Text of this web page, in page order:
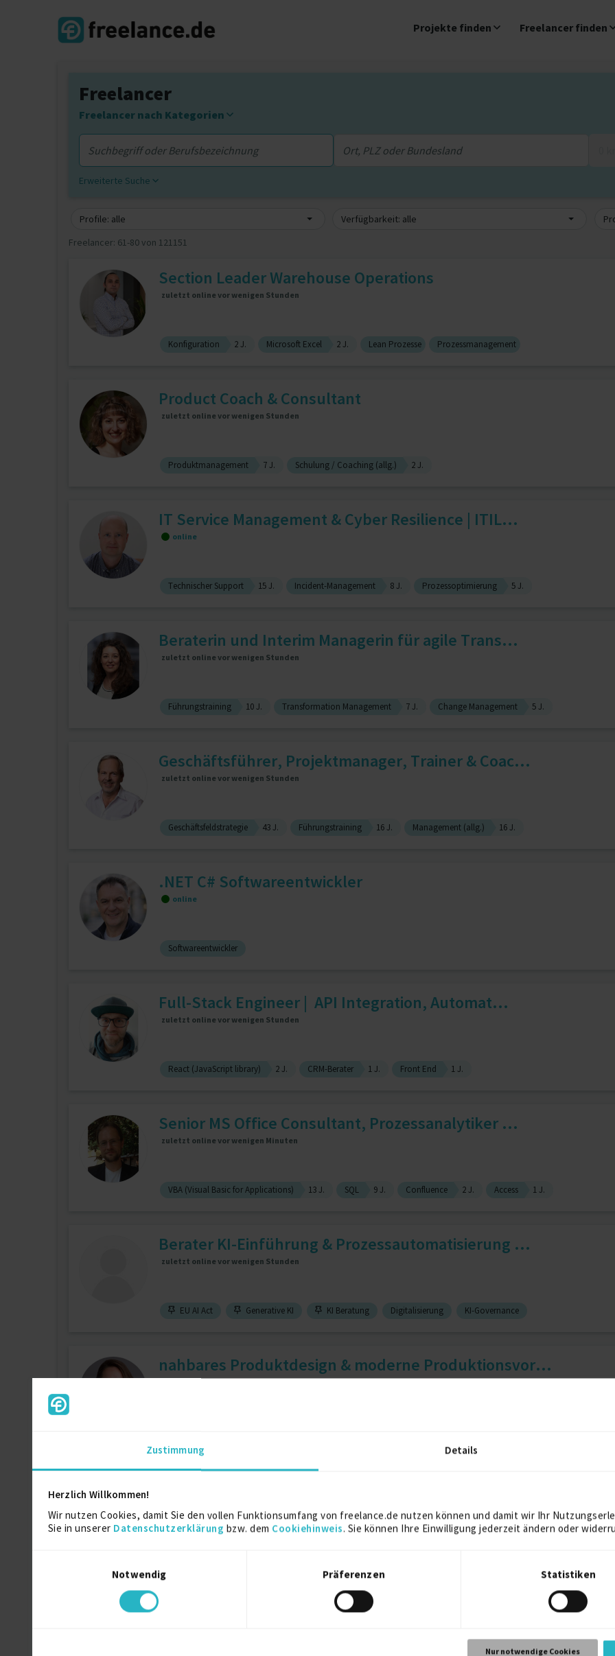
Zustimmung Details
Herzlich Willkommen!
Wir nutzen Cookies, damit Sie den vollen Funktionsumfang von freelance.de nutzen können und damit wir Ihr
Sie in unserer Datenschutzerklärung bzw. dem Cookiehinweis. Sie können Ihre Einwilligung jederzeit ändern oder
Notwendig
Präferenzen Statistiken
Nur notwendige Cookies
Projekte finden Freelancer finden
Freelancer
Freelancer nach Kategorien
Erweiterte Suche
Profile: alle Verfügbarkeit: alle
Freelancer: 61-80 von 121151
Section Leader Warehouse Operations
zuletzt online vor wenigen Stunden
Konfiguration 2 J. Microsoft Excel 2 J. Lean Prozesse Prozessmanagement
Product Coach & Consultant
zuletzt online vor wenigen Stunden
Produktmanagement 7 J. Schulung / Coaching (allg.) 2 J.
IT Service Management & Cyber Resilience | ITIL...
online
Technischer Support 15 J. Incident-Management 8 J. Prozessoptimierung 5 J.
Beraterin und Interim Managerin für agile Trans...
zuletzt online vor wenigen Stunden
Führungstraining 10 J. Transformation Management 7 J. Change Management 5 J.
Geschäftsführer, Projektmanager, Trainer & Coac...
zuletzt online vor wenigen Stunden
Geschäftsfeldstrategie 43 J. Führungstraining 16 J. Management (allg.) 16 J.
.NET C# Softwareentwickler
online
Softwareentwickler
Full-Stack Engineer | API Integration, Automat...
zuletzt online vor wenigen Stunden
React (JavaScript library) 2 J. CRM-Berater 1 J. Front End 1 J.
Senior MS Office Consultant, Prozessanalytiker ...
zuletzt online vor wenigen Minuten
VBA (Visual Basic for Applications) 13 J. SQL 9 J. Confluence 2 J. Access 1 J.
Berater KI-Einführung & Prozessautomatisierung ...
zuletzt online vor wenigen Stunden
EU AI Act Generative KI KI Beratung Digitalisierung KI-Governance
nahbares Produktdesign & moderne Produktionsvor...
zuletzt online vor 10 Tagen
Lösungswerkstatt für komplexe Problemstellungen